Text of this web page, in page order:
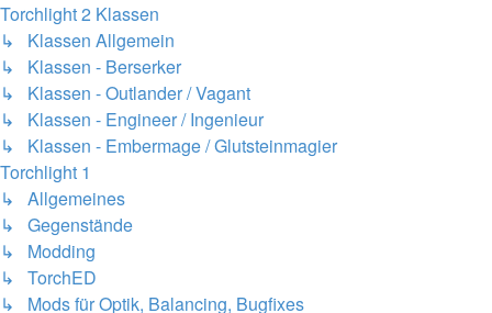
Torchlight 2 Klassen
↳ Klassen Allgemein
↳ Klassen - Berserker
↳ Klassen - Outlander / Vagant
↳ Klassen - Engineer / Ingenieur
↳ Klassen - Embermage / Glutsteinmagier
Torchlight 1
↳ Allgemeines
↳ Gegenstände
↳ Modding
↳ TorchED
↳ Mods für Optik, Balancing, Bugfixes